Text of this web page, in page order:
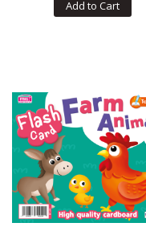
Add to Cart